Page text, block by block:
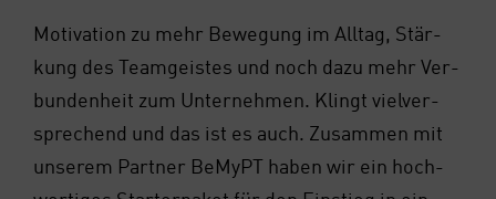
Moti­va­ti­on zu mehr Bewe­gung im All­tag, Stär­
kung des Team­geis­tes und noch dazu mehr Ver­
bun­den­heit zum Unter­neh­men. Klingt viel­ver­
spre­chend und das ist es auch. Zusam­men mit
unse­rem Part­ner BeMyPT haben wir ein hoch­